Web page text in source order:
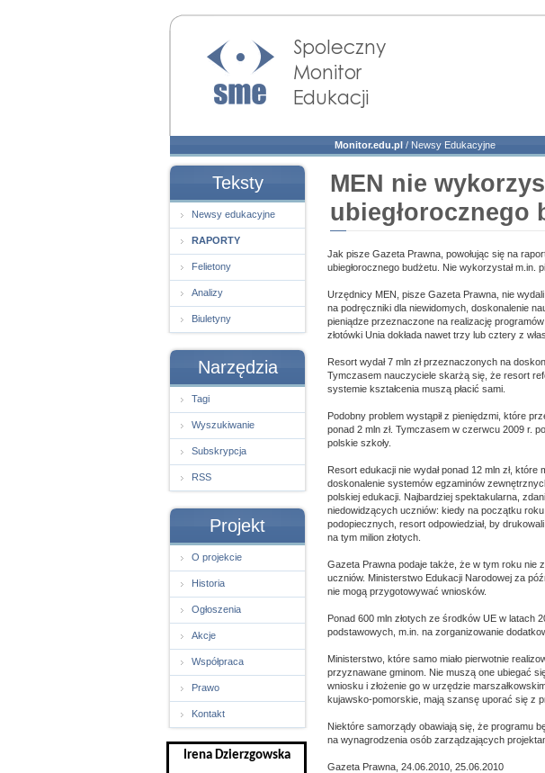
Społeczny Monitor
Edukacji
Monitor.edu.pl / Newsy Edukacyjne
Teksty
Newsy edukacyjne
RAPORTY
Felietony
Analizy
Biuletyny
Narzędzia
Tagi
Wyszukiwanie
Subskrypcja
RSS
Projekt
O projekcie
Historia
Ogłoszenia
Akcje
Współpraca
Prawo
Kontakt
Irena Dzierzgowska
MEN nie
ubiegłorocznego
Jak pisze Gazeta Prawna, powołując się na
ubiegłorocznego budżetu. Nie wykorzystał m.in.
Urzędnicy MEN, pisze Gazeta Prawna, nie
na podręczniki dla niewidomych, doskonalenie
pieniądze przeznaczone na realizację
złotówki Unia dokłada nawet trzy lub cztery z
Resort wydał 7 mln zł przeznaczonych na
Tymczasem nauczyciele skarżą się, że resort
systemie kształcenia muszą płacić sami.
Podobny problem wystąpił z pieniędzmi, które
ponad 2 mln zł. Tymczasem w czerwcu 2009 r.
polskie szkoły.
Resort edukacji nie wydał ponad 12 mln zł,
doskonalenie systemów egzaminów
polskiej edukacji. Najbardziej spektakularna,
niedowidzących uczniów: kiedy na początku
podopiecznych, resort odpowiedział, by
na tym milion złotych.
Gazeta Prawna podaje także, że w tym roku nie
uczniów. Ministerstwo Edukacji Narodowej za
nie mogą przygotowywać wniosków.
Ponad 600 mln złotych ze środków UE w latach
podstawowych, m.in. na zorganizowanie
Ministerstwo, które samo miało pierwotnie
przyznawane gminom. Nie muszą one ubiegać
wniosku i złożenie go w urzędzie
kujawsko-pomorskie, mają szansę uporać się z
Niektóre samorządy obawiają się, że programu
na wynagrodzenia osób zarządzających
Gazeta Prawna, 24.06.2010, 25.06.2010